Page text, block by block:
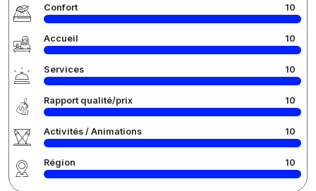
Confort 10
Accueil 10
Services 10
Rapport qualité/prix 10
Activités / Animations 10
Région 10